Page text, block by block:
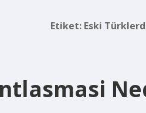
Etiket: Eski